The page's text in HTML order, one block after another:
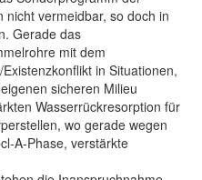
vermeidbar, so doch in
Gerade das
mit dem
in Situationen,
sicheren Milieu
Wasserrückresorption für
wo gerade wegen
A-Phase, verstärkte